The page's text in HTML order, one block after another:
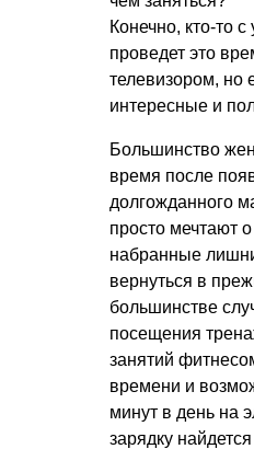
Конечно, кто-то
проведет это
телевизором, но
интересные и
Большинство
время после
долгожданного
просто мечтают
набранные
вернуться в
большинстве
посещения
занятий
времени и
минут в день на
зарядку